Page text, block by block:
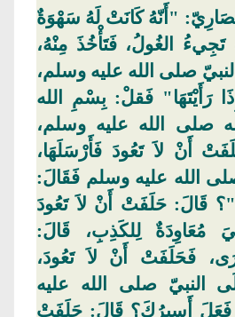
"أَنّهُ كَانَتْ لَهُ سَهْوَةٌ
تَجِيءُ الغُولُ، فَتَأْخُذَ مِنْهُ،
صلى الله عليه وسلم،
رَأَيْتَهَا" فَقلْ: بِسْمِ الله
صلى الله عليه وسلم،
أَنْ لاَ تَعُودَ فَأَرْسَلَهَا،
الله عليه وسلم فَقَالَ:
قَالَ: حَلَفَتْ أَنْ لاَ تَعُودَ
مُعَاوِدَةٌ لِلكَذِبِ، قَالَ:
فَحَلَفَتْ أَنْ لاَ تَعُودَ،
النبيّ صلى الله عليه
فَعَلَ أَسِيرُكَ؟ قَالَ: حَلَفَتْ